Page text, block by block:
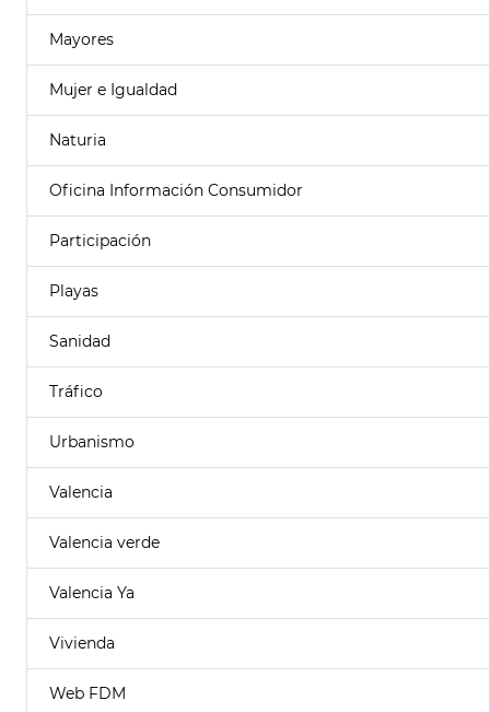
Mayores
Mujer e Igualdad
Naturia
Oficina Información Consumidor
Participación
Playas
Sanidad
Tráfico
Urbanismo
Valencia
Valencia verde
Valencia Ya
Vivienda
Web FDM